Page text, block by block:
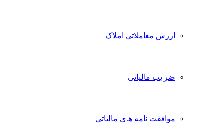
ارزش معاملاتی املاک
ضرایب مالیاتی
موافقت نامه های مالیاتی